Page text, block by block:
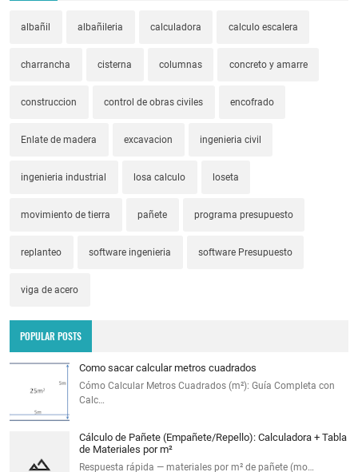
albañil albañileria calculadora calculo escalera
charrancha cisterna columnas concreto y amarre
construccion control de obras civiles encofrado
Enlate de madera excavacion ingenieria civil
ingenieria industrial losa calculo loseta
movimiento de tierra pañete programa presupuesto
replanteo software ingenieria software Presupuesto
viga de acero
POPULAR POSTS
Como sacar calcular metros cuadrados
Cómo Calcular Metros Cuadrados (m²): Guía Completa con
Calc…
Cálculo de Pañete (Empañete/Repello): Calculadora + Tabla
de Materiales por m²
Respuesta rápida — materiales por m² de pañete (mo…